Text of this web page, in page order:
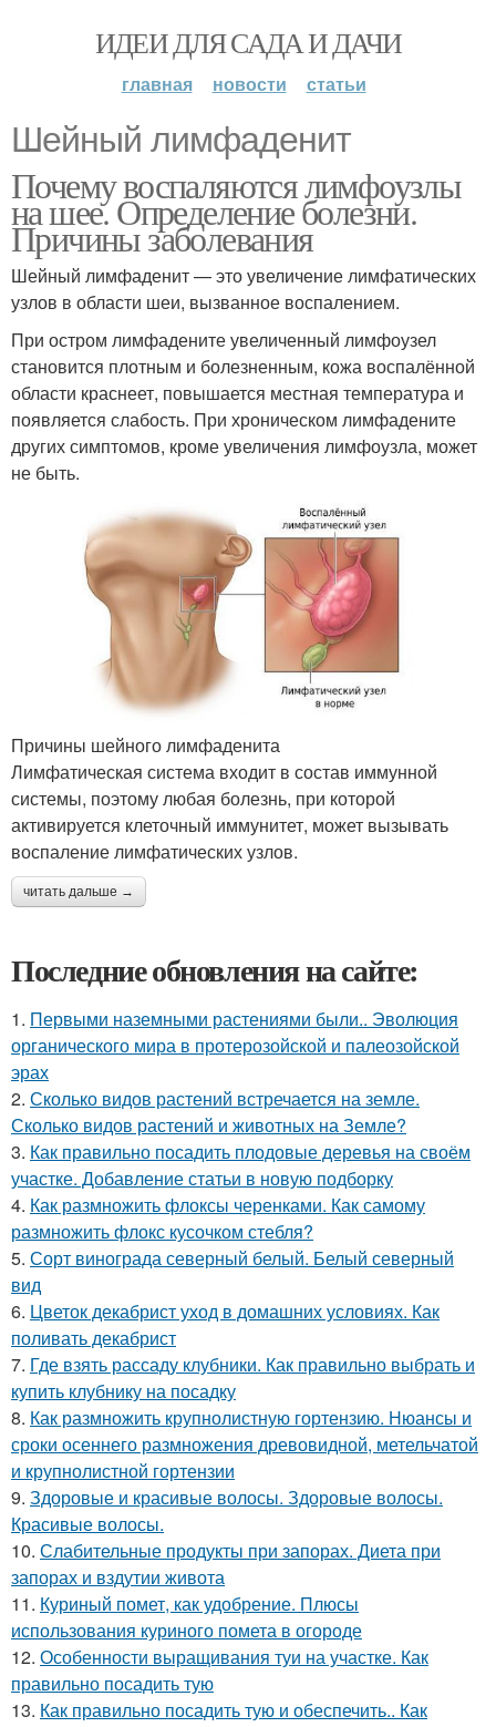
ИДЕИ ДЛЯ САДА И ДАЧИ
главная новости статьи
Шейный лимфаденит
Почему воспаляются лимфоузлы
на шее. Определение болезни.
Причины заболевания
Шейный лимфаденит — это увеличение лимфатических
узлов в области шеи, вызванное воспалением.
При остром лимфадените увеличенный лимфоузел
становится плотным и болезненным, кожа воспалённой
области краснеет, повышается местная температура и
появляется слабость. При хроническом лимфадените
других симптомов, кроме увеличения лимфоузла, может
не быть.
Причины шейного лимфаденита
Лимфатическая система входит в состав иммунной
системы, поэтому любая болезнь, при которой
активируется клеточный иммунитет, может вызывать
воспаление лимфатических узлов.
читать дальше →
Последние обновления на сайте:
1. Первыми наземными растениями были.. Эволюция
органического мира в протерозойской и палеозойской
эрах
2. Сколько видов растений встречается на земле.
Сколько видов растений и животных на Земле?
3. Как правильно посадить плодовые деревья на своём
участке. Добавление статьи в новую подборку
4. Как размножить флоксы черенками. Как самому
размножить флокс кусочком стебля?
5. Сорт винограда северный белый. Белый северный
вид
6. Цветок декабрист уход в домашних условиях. Как
поливать декабрист
7. Где взять рассаду клубники. Как правильно выбрать и
купить клубнику на посадку
8. Как размножить крупнолистную гортензию. Нюансы и
сроки осеннего размножения древовидной, метельчатой
и крупнолистной гортензии
9. Здоровые и красивые волосы. Здоровые волосы.
Красивые волосы.
10. Слабительные продукты при запорах. Диета при
запорах и вздутии живота
11. Куриный помет, как удобрение. Плюсы
использования куриного помета в огороде
12. Особенности выращивания туи на участке. Как
правильно посадить тую
13. Как правильно посадить тую и обеспечить.. Как